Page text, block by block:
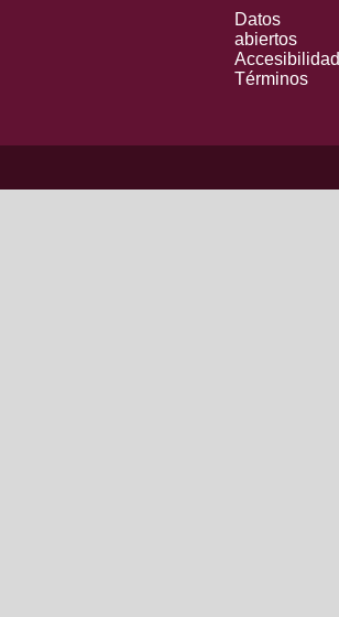
Datos
abiertos
Accesibilidad
Términos